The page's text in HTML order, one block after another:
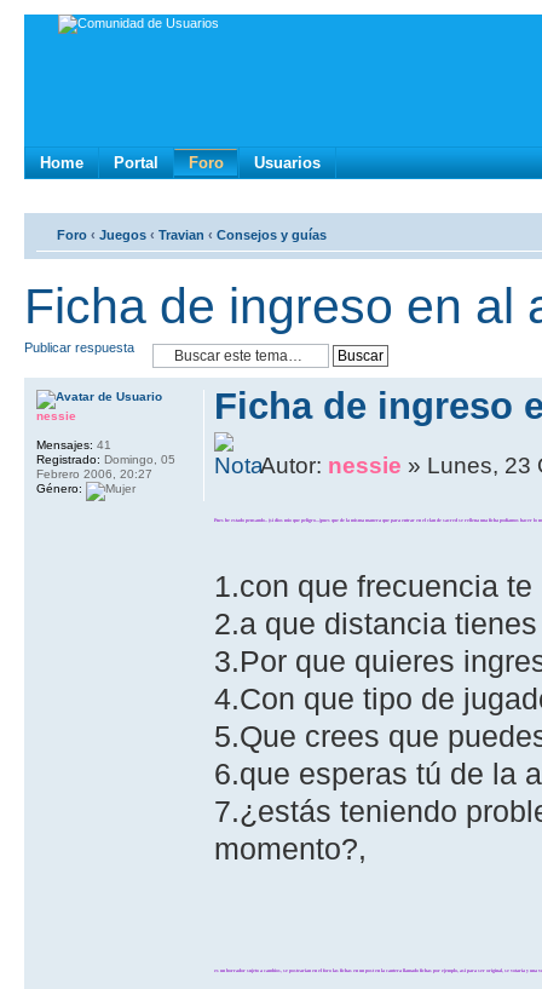
Home Portal Foro Usuarios
Foro ‹ Juegos ‹ Travian ‹ Consejos y guías
Ficha de ingreso en al
Publicar respuesta
Ficha de ingreso
Autor: nessie » Lunes, 23
Pues he estado pensando.. (si dios mio que peligro...)pues que de la misma manera que para entrar en el clan de sacred se rellena una ficha podiamos hacer
1.con que frecuencia
2.a que distancia
3.Por que quieres
4.Con que tipo de
5.Que crees que
6.que esperas tú de la
7.¿estás teniendo
momento?,
es un borrador sujeto a cambios, se postearian en el foro las fichas en un post en la cantera llamado fichas por ejemplo, asi para ser original, se votaria y
nessie
Mensajes: 41
Registrado: Domingo, 05
Febrero 2006, 20:27
Género: